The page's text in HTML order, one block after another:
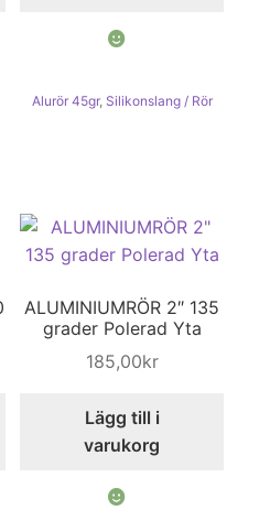
Alurör 45gr, Silikonslang / Rör
ALUMINIUMRÖR 2″ 135
grader Polerad Yta
185,00kr
Lägg till i
varukorg